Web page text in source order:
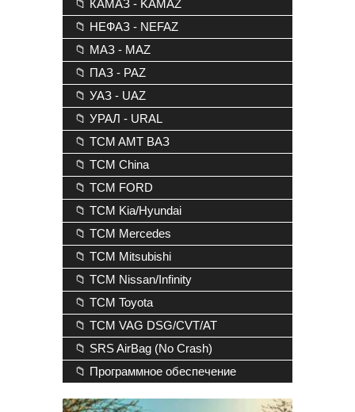
📁 КАМАЗ - KAMAZ
📁 НЕФАЗ - NEFAZ
📁 МАЗ - MAZ
📁 ПАЗ - PAZ
📁 УАЗ - UAZ
📁 УРАЛ - URAL
📁 TCM AMT ВАЗ
📁 TCM China
📁 TCM FORD
📁 TCM Kia/Hyundai
📁 TCM Mercedes
📁 TCM Mitsubishi
📁 TCM Nissan/Infinity
📁 TCM Toyota
📁 TCM VAG DSG/CVT/AT
📁 SRS AirBag (No Crash)
📁 Программное обеспечение